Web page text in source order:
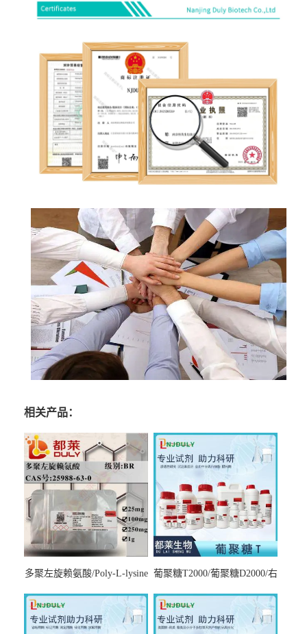
相关产品：
多聚左旋赖氨酸/Poly-L-lysine
7000，分子量7000-15000，分
子量2万～4万，分子量3～7
葡聚糖T2000/葡聚糖D2000/右